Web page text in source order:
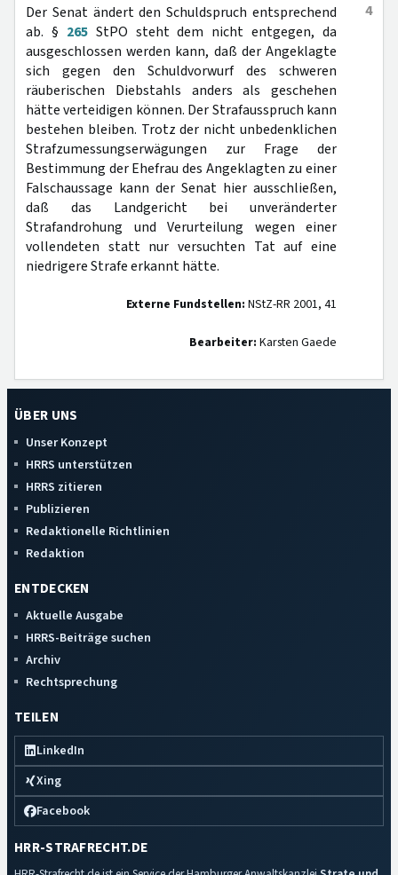
4
Der Senat ändert den Schuldspruch entsprechend
ab. § 265StPO steht dem nicht entgegen, da
ausgeschlossen werden kann, daß der Angeklagte
sich gegen den Schuldvorwurf des schweren
räuberischen Diebstahls anders als geschehen
hätte verteidigen können. Der Strafausspruch kann
bestehen bleiben. Trotz der nicht unbedenklichen
Strafzumessungserwägungen zur Frage der
Bestimmung der Ehefrau des Angeklagten zu einer
Falschaussage kann der Senat hier ausschließen,
daß das Landgericht bei unveränderter
Strafandrohung und Verurteilung wegen einer
vollendeten statt nur versuchten Tat auf eine
niedrigere Strafe erkannt hätte.
Externe Fundstellen: NStZ-RR 2001, 41
Bearbeiter: Karsten Gaede
ÜBER UNS
Unser Konzept
HRRS unterstützen
HRRS zitieren
Publizieren
Redaktionelle Richtlinien
Redaktion
ENTDECKEN
Aktuelle Ausgabe
HRRS-Beiträge suchen
Archiv
Rechtsprechung
TEILEN
LinkedIn
Xing
Facebook
HRR-STRAFRECHT.DE